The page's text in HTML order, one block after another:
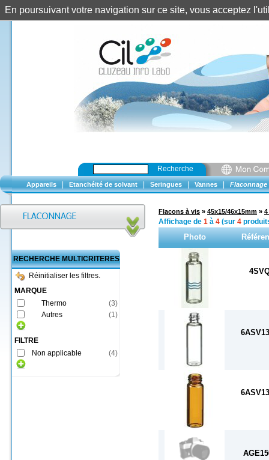
Recherche
Appareils Etanchéité de solvant Seringues Vannes Flaconnage
RECHERCHE MULTICRITERES
Réinitialiser les filtres.
MARQUE
Thermo
(3)
Autres
(1)
FILTRE
Non applicable
(4)
Flacons à vis » 45x15/46x15mm »
Affichage de 1 à 4 (sur 4
Photo
En poursuivant votre navigation sur ce site, vous acceptez